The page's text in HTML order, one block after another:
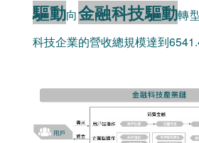
驅動向金融科技驅動轉
科技企業的營收總規模達到